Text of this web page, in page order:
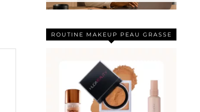
ROUTINE MAKEUP PEAU GRASSE